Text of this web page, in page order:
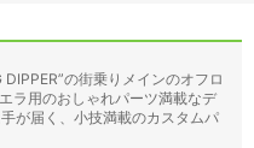
の街乗りメインのオフロ
ラ用のおしゃれパーツ満載なデ
が届く、小技満載のカスタムパ